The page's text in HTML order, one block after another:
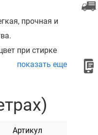
прочная и
при стирке
и неприхотлива
показать еще
Артикул